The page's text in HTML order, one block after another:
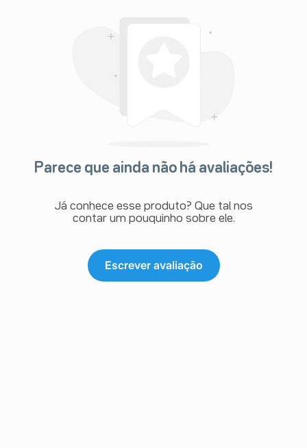
Parece que ainda não há avaliações!
Já conhece esse produto? Que tal nos
contar um pouquinho sobre ele.
Escrever avaliação